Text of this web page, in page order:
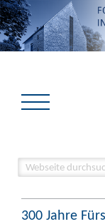
300 Jahre